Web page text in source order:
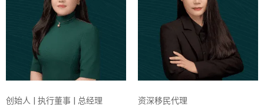
创始人 | 执行董事 | 总经理 资深移民代理